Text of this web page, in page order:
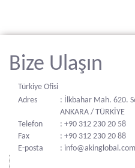
Bize Ulaşın
Türkiye Ofisi
Adres
: İlkbahar Mah. 620.
ANKARA / TÜRKİYE
Telefon
: +90 312 230 20 58
Fax
: +90 312 230 20 88
E-posta
: